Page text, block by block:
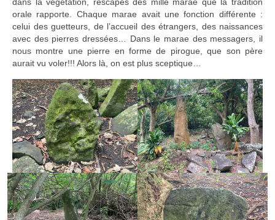
orale rapporte. Chaque marae avait une fonction différente :
celui des guetteurs, de l’accueil des étrangers, des naissances
avec des pierres dressées… Dans le marae des messagers, il
nous montre une pierre en forme de pirogue, que son père
aurait vu voler!!! Alors là, on est plus sceptique…